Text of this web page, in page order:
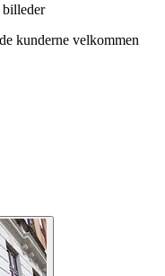
billeder
kunderne velkommen